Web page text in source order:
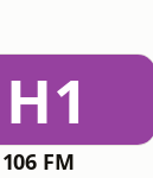
H1
FM